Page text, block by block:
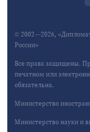
© 2002—2026,
России»
Все права защищены.
печатном или
обязательна.
Министерство
Министерство науки и